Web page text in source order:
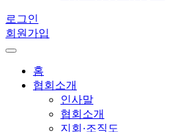
로그인
회원가입
홈
협회소개
인사말
협회소개
지회·조직도